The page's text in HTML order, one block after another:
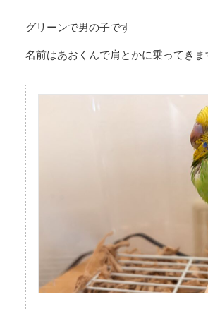
グリーンで男の子です
名前はあおくんで肩とかに乗ってきま